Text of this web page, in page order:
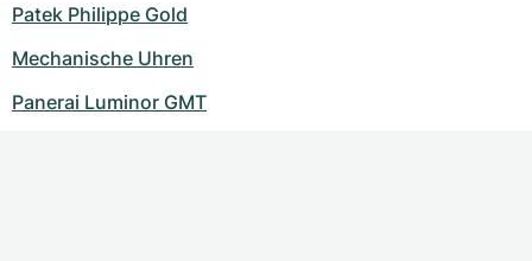
Patek Philippe Gold
Mechanische Uhren
Panerai Luminor GMT